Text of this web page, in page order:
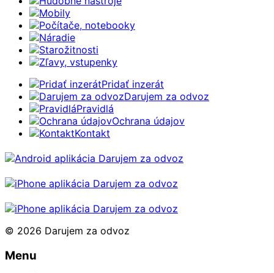
Mobily
Počítače, notebooky
Náradie
Starožitnosti
Zľavy, vstupenky
Pridať inzerát
Darujem za odvoz
Pravidlá
Ochrana údajov
Kontakt
© 2026 Darujem za odvoz
Menu